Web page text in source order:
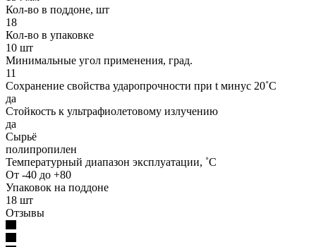
Кол-во в поддоне, шт
18
Кол-во в упаковке
10 шт
Минимальные угол применения, град.
11
Сохранение свойства ударопрочности при t минус 20˚C
да
Стойкость к ультрафиолетовому излучению
да
Сырьё
полипропилен
Температурный диапазон эксплуатации, ˚С
От -40 до +80
Упаковок на поддоне
18 шт
Отзывы